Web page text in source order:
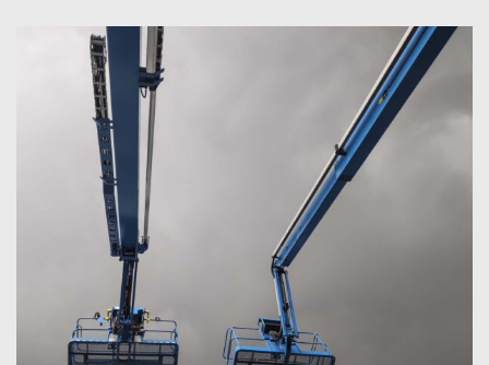
Per le Aziende